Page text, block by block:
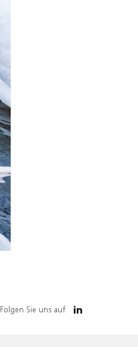
Folgen Sie uns auf